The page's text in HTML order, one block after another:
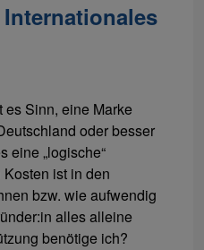
Sinn, eine Marke
oder besser
eine „logische“
ist in den
bzw. wie aufwendig
alles alleine
benötige ich?